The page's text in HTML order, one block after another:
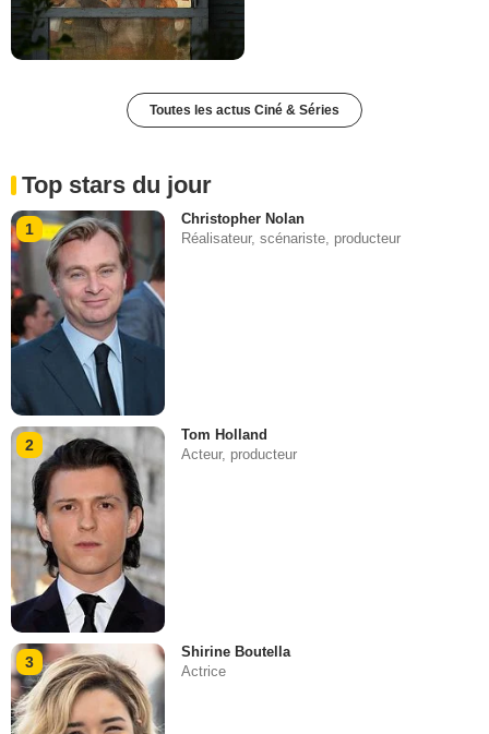
Toutes les actus Ciné & Séries
Top stars du jour
1
Christopher Nolan
Réalisateur, scénariste, producteur
2
Tom Holland
Acteur, producteur
3
Shirine Boutella
Actrice